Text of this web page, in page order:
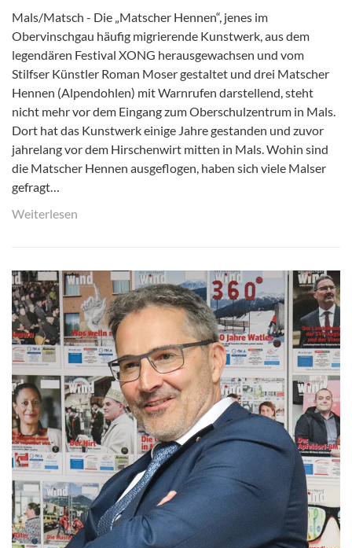
Mals/Matsch - Die „Matscher Hennen“, jenes im
Obervinschgau häufig migrierende Kunstwerk, aus dem
legendären Festival XONG herausgewachsen und vom
Stilfser Künstler Roman Moser gestaltet und drei Matscher
Hennen (Alpendohlen) mit Warnrufen darstellend, steht
nicht mehr vor dem Eingang zum Oberschulzentrum in Mals.
Dort hat das Kunstwerk einige Jahre gestanden und zuvor
jahrelang vor dem Hirschenwirt mitten in Mals. Wohin sind
die Matscher Hennen ausgeflogen, haben sich viele Malser
gefragt…
Weiterlesen